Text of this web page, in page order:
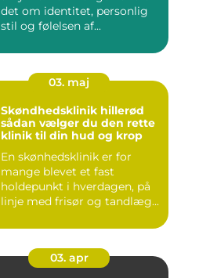
det om identitet, personlig
stil og følelsen af...
03. maj
Skøndhedsklinik hillerød
sådan vælger du den rette
klinik til din hud og krop
En skønhedsklinik er for
mange blevet et fast
holdepunkt i hverdagen, på
linje med frisør og tandlæg...
03. apr